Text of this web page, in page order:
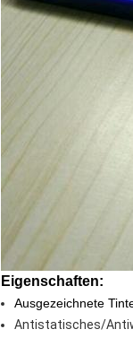
Eigenschaften:
Ausgezeichnete
Antistatisches/